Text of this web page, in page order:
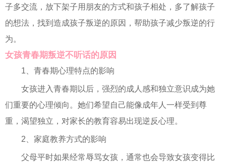
子多交流，放下架子用朋友的方式和孩子相处，多了解孩子
的想法，找到造成孩子叛逆的原因，帮助孩子减少叛逆的行
为。
女孩青春期叛逆不听话的原因
1、青春期心理特点的影响
女孩进入青春期以后，强烈的成人感和独立意识成为她
们重要的心理倾向。她们希望自己能像成年人一样受到尊
重，渴望独立，对家长的教育容易出现逆反心理。
2、家庭教养方式的影响
父母平时如果经常辱骂女孩，通常也会导致女孩变得比